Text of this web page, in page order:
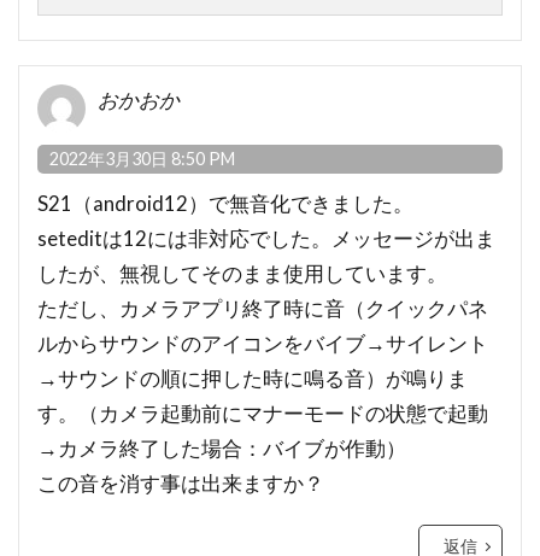
おかおか
2022年3月30日 8:50 PM
S21（android12）で無音化できました。
seteditは12には非対応でした。メッセージが出ま
したが、無視してそのまま使用しています。
ただし、カメラアプリ終了時に音（クイックパネ
ルからサウンドのアイコンをバイブ→サイレント
→サウンドの順に押した時に鳴る音）が鳴りま
す。（カメラ起動前にマナーモードの状態で起動
→カメラ終了した場合：バイブが作動）
この音を消す事は出来ますか？
返信